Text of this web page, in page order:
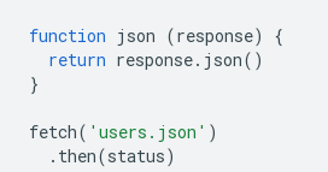
function json (response)
{
return response. json()
}
fetch( 'users.json' )
. then(status)